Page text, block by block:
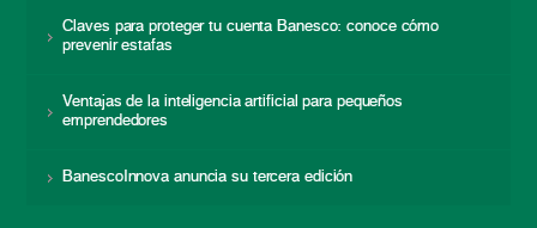
Claves para proteger tu cuenta Banesco: conoce cómo
prevenir estafas
Ventajas de la inteligencia artificial para pequeños
emprendedores
BanescoInnova anuncia su tercera edición